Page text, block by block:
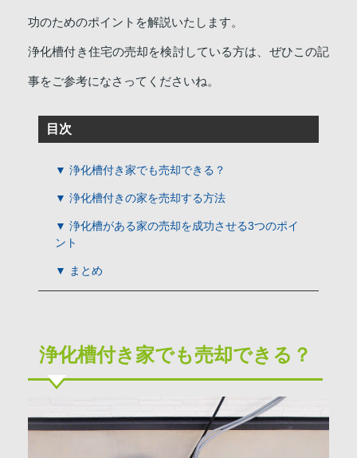
功のためのポイントを解説いたします。
浄化槽付き住宅の売却を検討している方は、ぜひこの記
事をご参考になさってくださいね。
目次
▼ 浄化槽付き家でも売却できる？
▼ 浄化槽付きの家を売却する方法
▼ 浄化槽がある家の売却を成功させる3つのポイ
ント
▼ まとめ
浄化槽付き家でも売却できる？